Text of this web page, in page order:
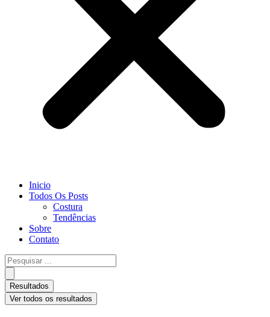
Inicio
Todos Os Posts
Costura
Tendências
Sobre
Contato
Pesquisar
...
Resultados
Ver todos os resultados